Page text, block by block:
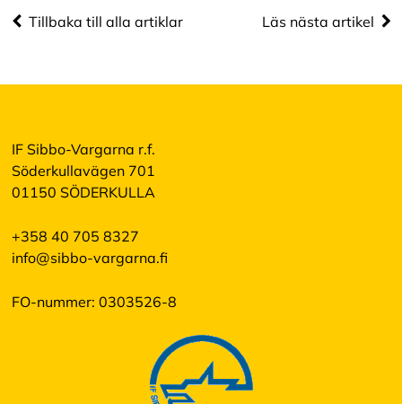
Tillbaka till alla artiklar Läs nästa artikel
IF Sibbo-Vargarna r.f.
Söderkullavägen 701
01150 SÖDERKULLA
+358 40 705 8327
info@sibbo-vargarna.fi
FO-nummer: 0303526-8